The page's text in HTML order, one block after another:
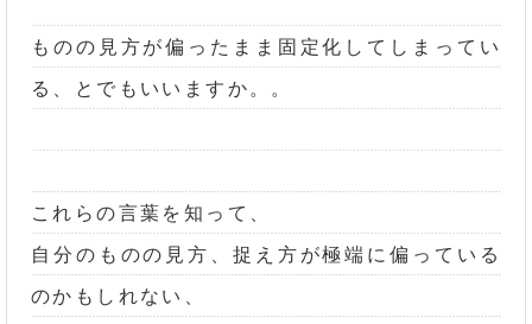
ものの見方が偏ったまま固定化してしまってい
る、とでもいいますか。。
これらの言葉を知って、
自分のものの見方、捉え方が極端に偏っている
のかもしれない、